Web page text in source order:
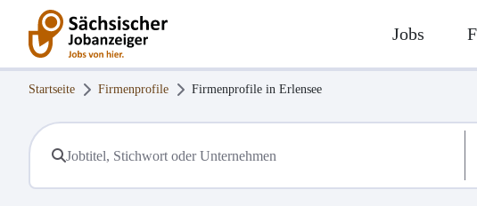
Jobs
Startseite Firmenprofile Firmenprofile in Erlensee